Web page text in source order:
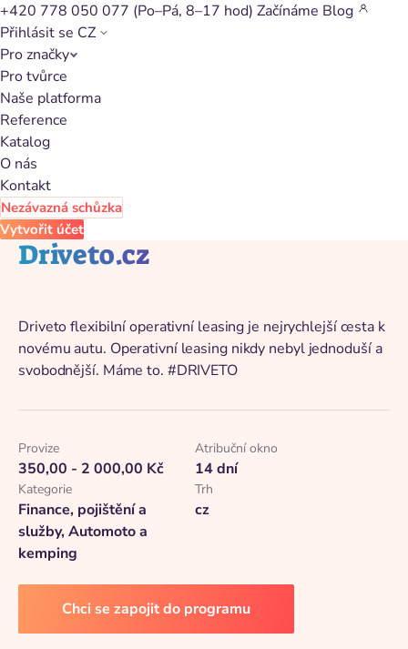
+420 778 050 077 (Po–Pá, 8–17 hod) Začínáme Blog
Přihlásit se CZ
Pro značky
Pro tvůrce
Naše platforma
Reference
Katalog
O nás
Kontakt
Nezávazná schůzka
Vytvořit účet
Zpět na katalog
Driveto.cz
Driveto flexibilní operativní leasing je nejrychlejší cesta k
novému autu. Operativní leasing nikdy nebyl jednoduší a
svobodnější. Máme to. #DRIVETO
Provize
350,00 - 2 000,00 Kč
Atribuční okno
14 dní
Kategorie
Finance, pojištění a
služby, Automoto a
kemping
Trh
cz
Chci se zapojit do programu